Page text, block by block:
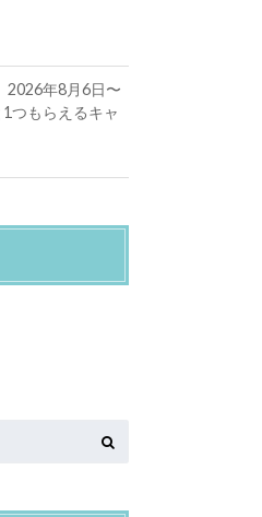
2026年8月6日〜
つもらえるキャ